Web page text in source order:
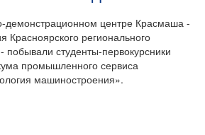
демонстрационном центре Красмаша -
Красноярского регионального
студенты-первокурсники
промышленного сервиса
машиностроения».